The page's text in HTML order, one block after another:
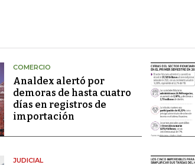
COMERCIO
Analdex alertó por
demoras de hasta cuatro
días en registros de
importación
JUDICIAL